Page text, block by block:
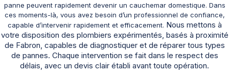
panne peuvent rapidement devenir un cauchemar domestique. Dans
ces moments-là, vous avez besoin d’un professionnel de confiance,
capable d’intervenir rapidement et efficacement. Nous mettons à
votre disposition des plombiers expérimentés, basés à proximité
de Fabron, capables de diagnostiquer et de réparer tous types
de pannes. Chaque intervention se fait dans le respect des
délais, avec un devis clair établi avant toute opération.